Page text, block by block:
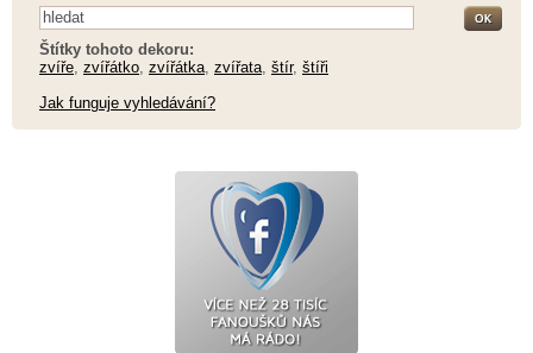
Štítky tohoto dekoru:
zvíře, zvířátko, zvířátka, zvířata, štír, štíři
Jak funguje vyhledávání?